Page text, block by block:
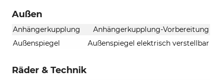
Außen
Anhängerkupplung
Anhängerkupplung-Vorbereitung
Außenspiegel
Außenspiegel elektrisch verstellbar
Räder & Technik